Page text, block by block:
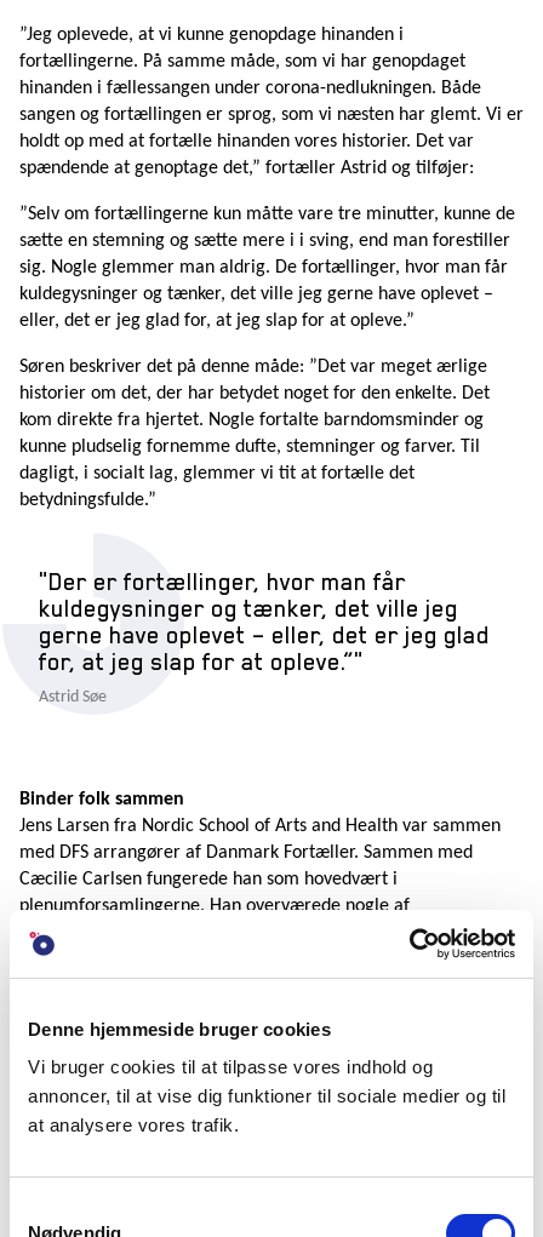
Denne hjemmeside bruger cookies
Vi bruger cookies til at tilpasse vores indhold og
annoncer, til at vise dig funktioner til sociale medier og til
at analysere vores trafik.
Nødvendig
”Jeg oplevede, at vi kunne genopdage hinanden i
fortællingerne. På samme måde, som vi har genopdaget
hinanden i fællessangen under corona-nedlukningen. Både
sangen og fortællingen er sprog, som vi næsten har glemt. Vi er
holdt op med at fortælle hinanden vores historier. Det var
spændende at genoptage det,” fortæller Astrid og tilføjer:
”Selv om fortællingerne kun måtte vare tre minutter, kunne de
sætte en stemning og sætte mere i i sving, end man forestiller
sig. Nogle glemmer man aldrig. De fortællinger, hvor man får
kuldegysninger og tænker, det ville jeg gerne have oplevet –
eller, det er jeg glad for, at jeg slap for at opleve.”
Søren beskriver det på denne måde: ”Det var meget ærlige
historier om det, der har betydet noget for den enkelte. Det
kom direkte fra hjertet. Nogle fortalte barndomsminder og
kunne pludselig fornemme dufte, stemninger og farver. Til
dagligt, i socialt lag, glemmer vi tit at fortælle det
betydningsfulde.”
Der er fortællinger, hvor man får
kuldegysninger og tænker, det ville jeg
gerne have oplevet – eller, det er jeg glad
for, at jeg slap for at opleve.”
Astrid Søe
Binder folk sammen
Jens Larsen fra Nordic School of Arts and Health var sammen
med DFS arrangører af Danmark Fortæller. Sammen med
Cæcilie Carlsen fungerede han som hovedvært i
plenumforsamlingerne. Han overværede nogle af
fortællingerne og har efterfølgende talt med flere af
deltagerne:
fortælle, hvad de oplevede. På kort tid følte de, at de kom
tættere på mennesker end andre, som de har kendt i mange
år,” siger Jens og fortsætter:
”Vi fik bragt vidt forskellige mennesker sammen: Der var en
det, fortællinger kan. Det kan skabe stemninger og binde folk